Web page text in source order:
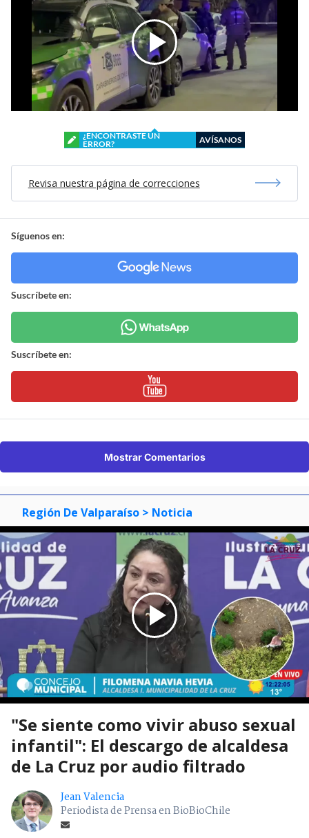
¿ENCONTRASTE UN
ERROR?
AVÍSANOS
Revisa nuestra página de correcciones
Síguenos en:
Suscríbete en:
Suscríbete en:
Mostrar Comentarios
Región De Valparaíso > Noticia
"Se siente como vivir abuso sexual
infantil": El descargo de alcaldesa
de La Cruz por audio filtrado
Jean Valencia
Periodista de Prensa en BioBioChile